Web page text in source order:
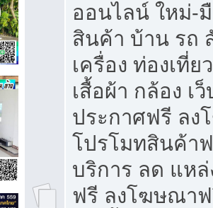
ออนไลน์ ใหม่-
สินค้า บ้าน รถ
เครื่อง ท่องเที่ย
เสื้อผ้า กล้อง เ
ประกาศฟรี ล
โปรโมทสินค้า
บริการ ลด แห
ฟรี ลงโฆษณา